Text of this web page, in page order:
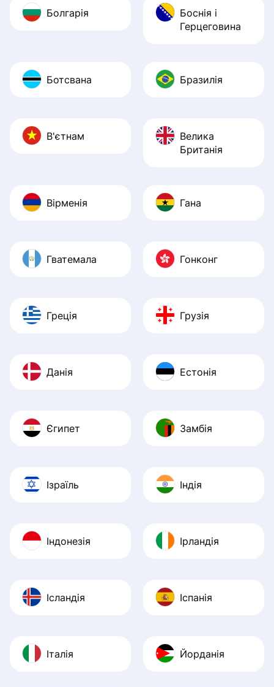
Болгарія
Боснія і
Герцеговина
Ботсвана Бразилія
В'єтнам
Велика
Британія
Вірменія Гана
Гватемала Гонконг
Греція Грузія
Данія Естонія
Єгипет Замбія
Ізраїль Індія
Індонезія Ірландія
Ісландія Іспанія
Італія Йорданія